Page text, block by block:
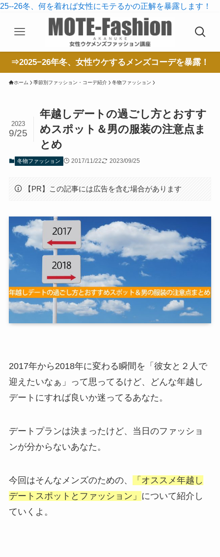
25--26冬、何を着れば女性にモテるかの正解を暴露します！
⇒2025−26年冬、女性ウケするメンズコーデを暴露！
ホーム 季節別ファッション・コーデ紹介 冬物ファッション
年越しデートの過ごし方とおすす
めスポット＆男の服装の注意点ま
とめ
2023
9/25
冬物ファッション 2017/11/22 2023/09/25
【PR】この記事には広告を含む場合があります
2017年から2018年に変わる瞬間を「彼女と２人で
迎えたいなぁ」って思ってるけど、どんな年越し
デートにすれば良いか迷ってるあなた。
デートプランは決まったけど、当日のファッショ
ンが分からないあなた。
今回はそんなメンズのための、
「オススメ年越し
デートスポットとファッション」 について紹介し
ていくよ。